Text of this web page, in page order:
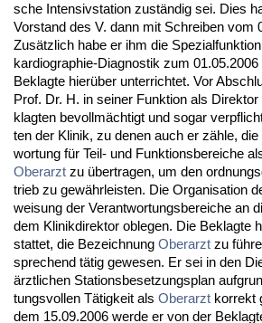
sche In­ten­siv­sta­ti­on zuständig sei. Dies
Vor­stand des V. dann mit Schrei­ben vom
Zusätz­lich ha­be er ihm die
kar­dio­gra­phie-Dia­gnos­tik zum
Be­klag­te hierüber un­ter­rich­tet. Vor
Prof. Dr. H. in sei­ner Funk­ti­on als
klag­ten be­vollmäch­tigt und so­gar
ten der Kli­nik, zu de­nen auch er zähle,
wor­tung für Teil- und Funk­ti­ons­be­rei­che
Ober­arzt zu über­tra­gen, um den
trieb zu gewähr­leis­ten. Die Or­ga­ni­sa­ti­on
wei­sung der Ver­ant­wor­tungs­be­rei­che an
dem Kli­nik­di­rek­tor ob­le­gen. Die Be­klag­te
stat­tet, die Be­zeich­nung Ober­arzt zu
spre­chend tätig ge­we­sen. Er sei in den
ärzt­li­chen Sta­ti­ons­be­set­zungs­plan
tungs­vol­len Tätig­keit als Ober­arzt kor­rekt
dem 15.09.2006 wer­de er von der